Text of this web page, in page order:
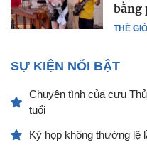
THẾ
bằng
SỰ KIỆN NỔI BẬT
Chuyện tình của cựu
tuổi
Kỳ họp không thường lệ